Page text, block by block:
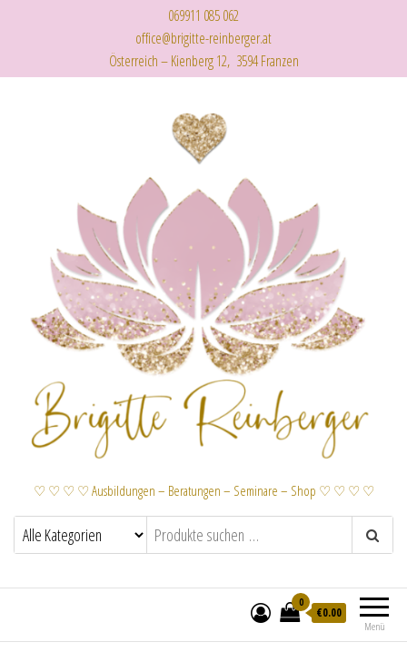
069911 085 062
office@brigitte-reinberger.at
Österreich – Kienberg 12, 3594 Franzen
♡ ♡ ♡ ♡ Ausbildungen – Beratungen – Seminare – Shop ♡ ♡ ♡ ♡
Menü
0
€0.00